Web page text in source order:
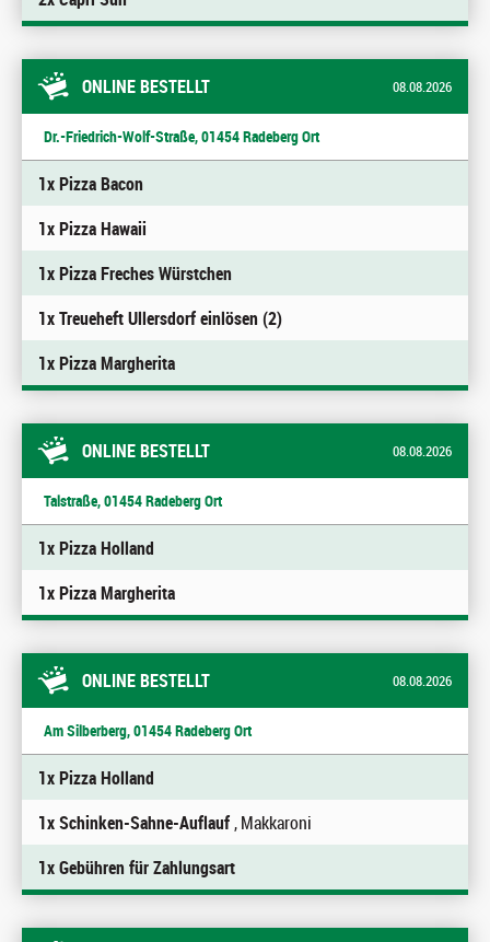
ONLINE BESTELLT 08.08.2026
Dr.-Friedrich-Wolf-Straße, 01454 Radeberg Ort
1x Pizza Bacon
1x Pizza Hawaii
1x Pizza Freches Würstchen
1x Treueheft Ullersdorf einlösen (2)
1x Pizza Margherita
ONLINE BESTELLT 08.08.2026
Talstraße, 01454 Radeberg Ort
1x Pizza Holland
1x Pizza Margherita
ONLINE BESTELLT 08.08.2026
Am Silberberg, 01454 Radeberg Ort
1x Pizza Holland
1x Schinken-Sahne-Auflauf, Makkaroni
1x Gebühren für Zahlungsart